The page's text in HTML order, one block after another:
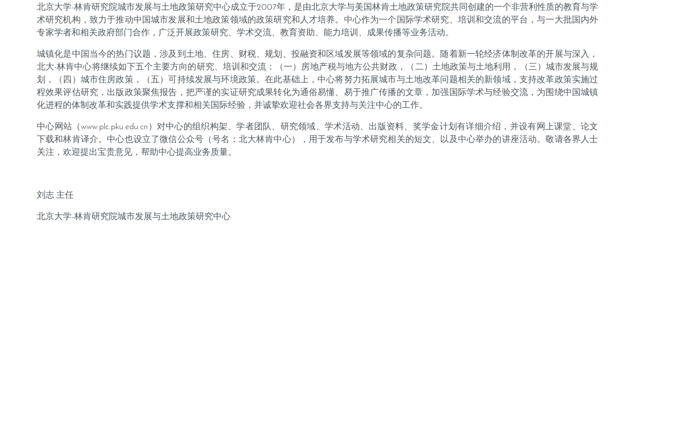
北京大学-林肯研究院城市发展与土地政策研究中心成立于2007年，是由北京大学与美国林肯土地政策研究院共同创建的一个非营利性质的教育与学
术研究机构，致力于推动中国城市发展和土地政策领域的政策研究和人才培养。中心作为一个国际学术研究、培训和交流的平台，与一大批国内外
专家学者和相关政府部门合作，广泛开展政策研究、学术交流、教育资助、能力培训、成果传播等业务活动。
城镇化是中国当今的热门议题，涉及到土地、住房、财税、规划、投融资和区域发展等领域的复杂问题。随着新一轮经济体制改革的开展与深入，
北大-林肯中心将继续如下五个主要方向的研究、培训和交流：（一）房地产税与地方公共财政，（二）土地政策与土地利用，（三）城市发展与规
划，（四）城市住房政策，（五）可持续发展与环境政策。在此基础上，中心将努力拓展城市与土地改革问题相关的新领域，支持改革政策实施过
程效果评估研究，出版政策聚焦报告，把严谨的实证研究成果转化为通俗易懂、易于推广传播的文章，加强国际学术与经验交流，为围绕中国城镇
化进程的体制改革和实践提供学术支撑和相关国际经验，并诚挚欢迎社会各界支持与关注中心的工作。
中心网站（www.plc.pku.edu.cn）对中心的组织构架、学者团队、研究领域、学术活动、出版资料、奖学金计划有详细介绍，并设有网上课堂、论文
下载和林肯译介。中心也设立了微信公众号（号名：北大林肯中心），用于发布与学术研究相关的短文、以及中心举办的讲座活动。敬请各界人士
关注，欢迎提出宝贵意见，帮助中心提高业务质量。
刘志 主任
北京大学-林肯研究院城市发展与土地政策研究中心